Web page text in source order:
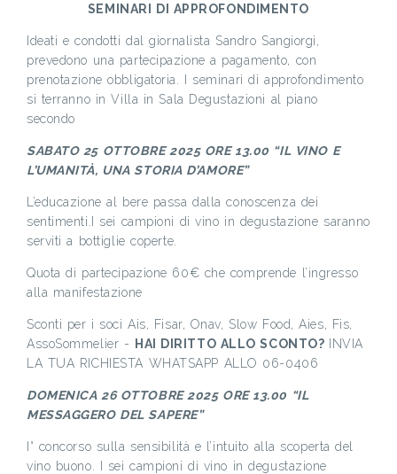
SEMINARI DI APPROFONDIMENTO
Ideati e condotti dal giornalista Sandro Sangiorgi,
prevedono una partecipazione a pagamento, con
prenotazione obbligatoria. I seminari di approfondimento
si terranno in Villa in Sala Degustazioni al piano
secondo
SABATO 25 OTTOBRE 2025 ORE 13.00 “IL VINO E
L’UMANITÀ, UNA STORIA D’AMORE”
L’educazione al bere passa dalla conoscenza dei
sentimenti.I sei campioni di vino in degustazione saranno
serviti a bottiglie coperte.
Quota di partecipazione 60€ che comprende l’ingresso
alla manifestazione
Sconti per i soci Ais, Fisar, Onav, Slow Food, Aies, Fis,
AssoSommelier -
HAI DIRITTO ALLO SCONTO?
INVIA
LA TUA RICHIESTA WHATSAPP ALLO 06-0406
DOMENICA 26 OTTOBRE 2025 ORE 13.00 “IL
MESSAGGERO DEL SAPERE”
I° concorso sulla sensibilità e l’intuito alla scoperta del
vino buono. I sei campioni di vino in degustazione